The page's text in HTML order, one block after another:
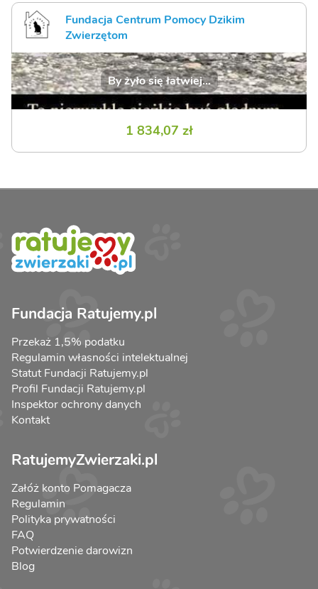
Fundacja Centrum Pomocy Dzikim
Zwierzętom
By żyło się łatwiej...
1 834,07 zł
Fundacja Ratujemy.pl
Przekaż 1,5% podatku
Regulamin własności intelektualnej
Statut Fundacji Ratujemy.pl
Profil Fundacji Ratujemy.pl
Inspektor ochrony danych
Kontakt
RatujemyZwierzaki.pl
Załóż konto Pomagacza
Regulamin
Polityka prywatności
FAQ
Potwierdzenie darowizn
Blog